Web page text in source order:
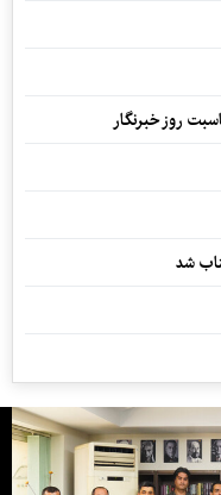
روز خبرنگار
شد